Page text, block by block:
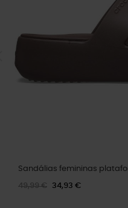
Sandálias femininas
49,99 € 34,93 €